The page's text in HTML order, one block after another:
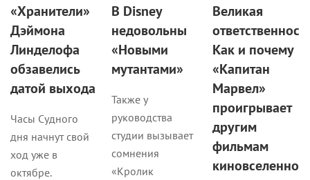
«Хранители»
Дэймона
Линделофа
обзавелись
датой выхода
Часы Судного
дня начнут свой
ход уже в
октябре.
В Disney
недовольны
«Новыми
мутантами»
Также у
руководства
студии вызывает
сомнения
«Кролик
Великая
Как и почему
«Капитан
Марвел»
проигрывает
другим
фильмам
киновселенной